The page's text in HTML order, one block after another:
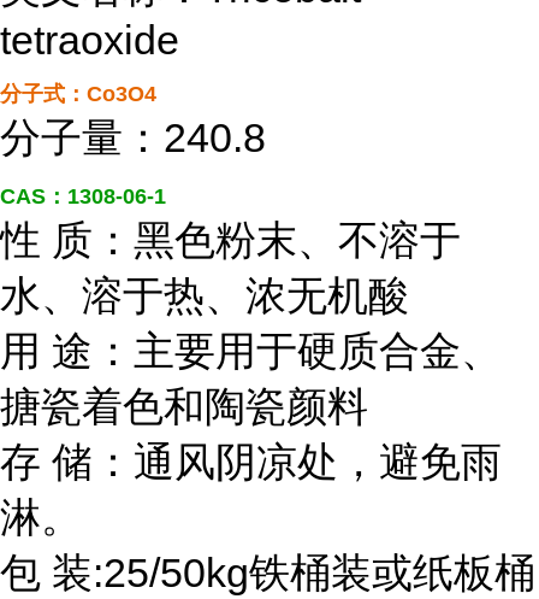
tetraoxide
分子式：Co3O4
分子量：240.8
CAS：1308-06-1
性 质：黑色粉末、不溶于
水、溶于热、浓无机酸
用 途：主要用于硬质合金、
搪瓷着色和陶瓷颜料
存 储：通风阴凉处，避免雨
淋。
包 装:25/50kg铁桶装或纸板桶